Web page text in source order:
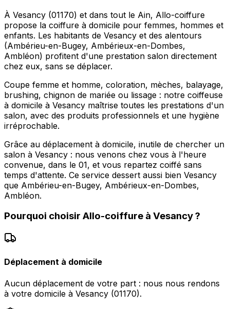
À Vesancy (01170) et dans tout le Ain, Allo-coiffure
propose la coiffure à domicile pour femmes, hommes et
enfants. Les habitants de Vesancy et des alentours
(Ambérieu-en-Bugey, Ambérieux-en-Dombes,
Ambléon) profitent d'une prestation salon directement
chez eux, sans se déplacer.
Coupe femme et homme, coloration, mèches, balayage,
brushing, chignon de mariée ou lissage : notre coiffeuse
à domicile à Vesancy maîtrise toutes les prestations d'un
salon, avec des produits professionnels et une hygiène
irréprochable.
Grâce au déplacement à domicile, inutile de chercher un
salon à Vesancy : nous venons chez vous à l'heure
convenue, dans le 01, et vous repartez coiffé sans
temps d'attente. Ce service dessert aussi bien Vesancy
que Ambérieu-en-Bugey, Ambérieux-en-Dombes,
Ambléon.
Pourquoi choisir Allo-coiffure à Vesancy?
Déplacement à domicile
Aucun déplacement de votre part : nous nous rendons
à votre domicile à Vesancy (01170).